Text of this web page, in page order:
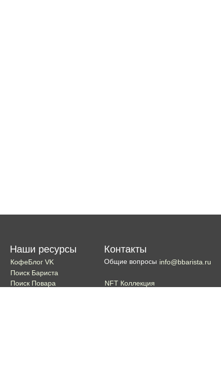
Наши ресурсы
КофеБлог VK
Поиск Бариста
Поиск Повара
Контакты
Общие вопросы info@bbarista.ru
NFT Коллекция